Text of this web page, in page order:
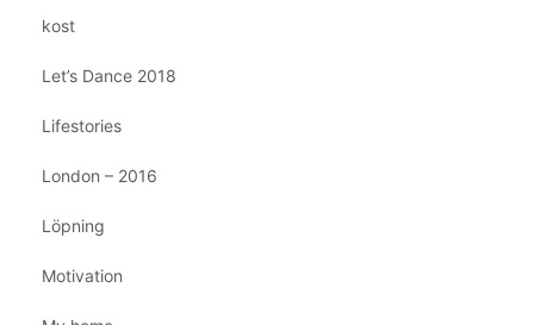
kost
Let’s Dance 2018
Lifestories
London – 2016
Löpning
Motivation